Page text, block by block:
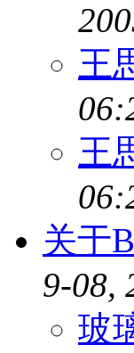
王
王
关于
9-08,
玻